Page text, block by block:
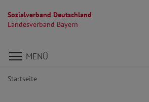
Sozialverband Deutschland
Landesverband Bayern
Direkt zu den Inhalten springen
MENÜ
Startseite